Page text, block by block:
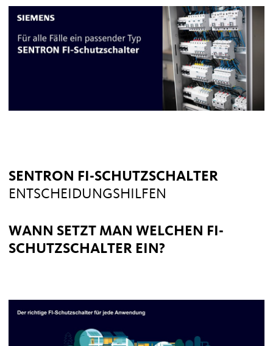
SENTRON FI-SCHUTZSCHALTER
ENTSCHEIDUNGSHILFEN
WANN SETZT MAN WELCHEN FI-
SCHUTZSCHALTER EIN?